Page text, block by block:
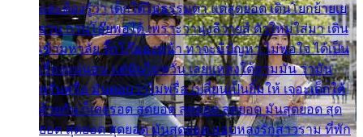
และต้องรู้ว่า เด็กใต้ไม่ธรรมดา แต่สุดยอด เดินโยกย้ายเย
ยวน กวนโอ๊ยพอได้ เพราะว่านุ่งลีวายส์ ตัวใหม่ใส่มา เดิน
เข้ามหาลัย จิ๊กโก๊มองหน้า ท่าจะมีปัญหา ไม่พอใจ ได้เป็น
เรื่องแน่นอน แต่ฉันไม่หวั่น เลยแหลงใต้ถามมัน ว่ามัน
พรั่นพรือ มันตอบว่าไม่พรื่อ เปลี่ยนเป็นยิ้มให้ เจอะเด็กใต้
ด้วยกัน ก็เลยรอด สุดยอด สุดยอด สุดยอด มันสุดยอด สุด
ยอด สุดยอด สุดยอด มันสุดยอด แอบหลงรักสาวราม ที่พัก